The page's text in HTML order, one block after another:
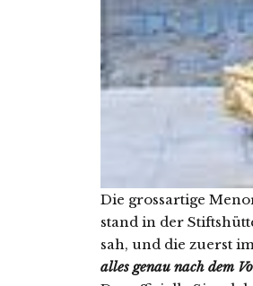
Die grossartige
stand in der
sah, und die zuerst
alles genau nach dem